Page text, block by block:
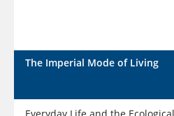
The Imperial Mode of Living